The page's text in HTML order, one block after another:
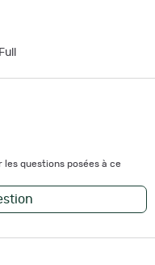
les questions posées à ce